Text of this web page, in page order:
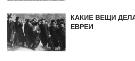
КАКИЕ ВЕЩИ
ЕВРЕИ